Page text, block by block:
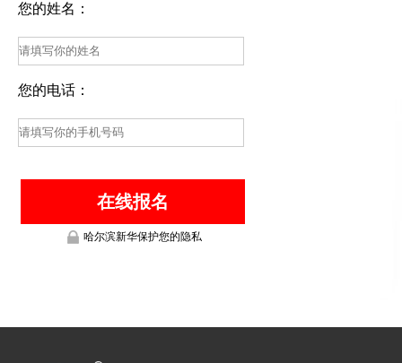
您的姓名：
您的电话：
哈尔滨新华保护您的隐私